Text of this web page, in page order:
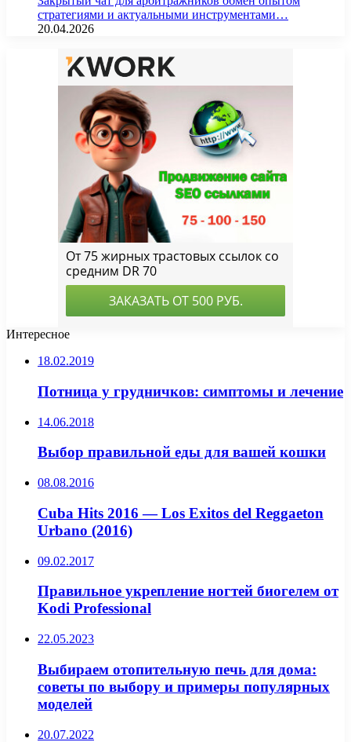
стратегиями и актуальными инструментами…
20.04.2026
Интересное
18.02.2019
Потница у грудничков: симптомы и лечение
14.06.2018
Выбор правильной еды для вашей кошки
08.08.2016
Cuba Hits 2016 — Los Exitos del Reggaeton
Urbano (2016)
09.02.2017
Правильное укрепление ногтей биогелем от
Kodi Professional
22.05.2023
Выбираем отопительную печь для дома:
советы по выбору и примеры популярных
моделей
20.07.2022